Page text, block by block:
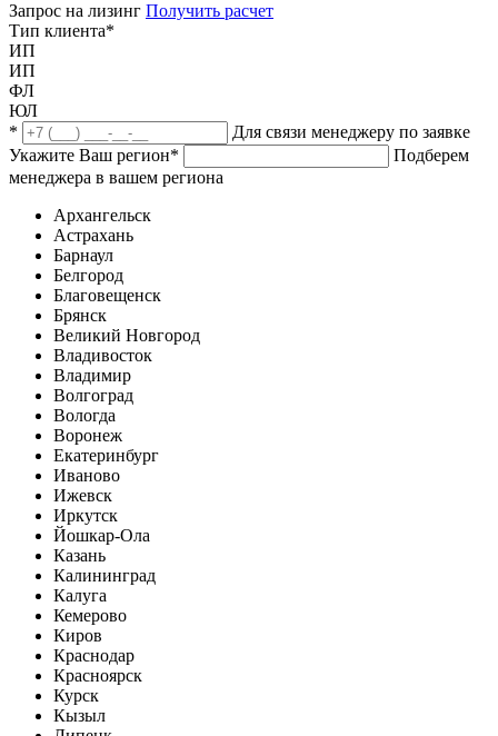
Запрос на лизинг Получить расчет
Тип клиента*
ИП
ИП
ФЛ
ЮЛ
*
Для связи менеджеру по заявке
Укажите Ваш регион*
Подберем
менеджера в вашем региона
Архангельск
Астрахань
Барнаул
Белгород
Благовещенск
Брянск
Великий Новгород
Владивосток
Владимир
Волгоград
Вологда
Воронеж
Екатеринбург
Иваново
Ижевск
Иркутск
Йошкар-Ола
Казань
Калининград
Калуга
Кемерово
Киров
Краснодар
Красноярск
Курск
Кызыл